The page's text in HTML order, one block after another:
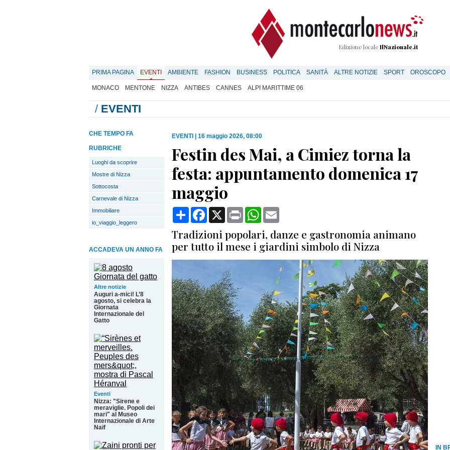
Edizione locale IlNazionale.it
PRIMA PAGINA EVENTI AMBIENTE FASHION BUSINESS POLITICA SANITÀ ALTRE NOTIZIE SPORT OROSCOPO
MONACO MENTONE NIZZA ANTIBES CANNES ALPI MARITTIME 06
/ EVENTI
IN
CHE TEMPO FA
RUBRICHE
Luoghi da scoprire
Mostre di Nizza
Sottocosta
Carnevale di Nizza
Immobiliare
io_viaggio_leggero
ACCADEVA UN ANNO FA
Altre notizie
Auguri a-mici! L’8
agosto, si celebra la
Giornata
Internazionale del
Gatto
Eventi
Nizza: "Sirene e
meraviglie. Popoli dei
mari" al Museo
Internazionale di Arte
Naïf
EVENTI 16 maggio 2026, 08:00
Festin des Mai, a Cimiez torna la
festa: appuntamento domenica 17
maggio
CondividiFacebook
X Print WhatsApp
Tradizioni popolari, danze e gastronomia animano
per tutto il mese i giardini simbolo di Nizza